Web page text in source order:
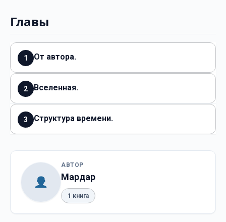
Главы
1 От автора.
2 Вселенная.
3 Структура времени.
АВТОР
Мардар
1 книга